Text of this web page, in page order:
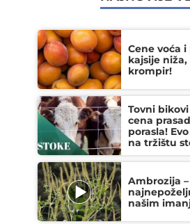
Cene voća
kajsije
krompir!
Tovni
cena
porasla!
na tržištu
Ambrozija
našim